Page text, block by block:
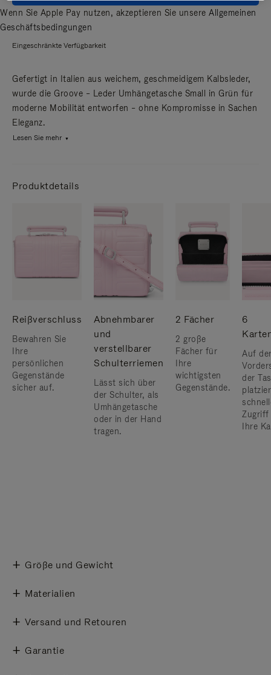
Wenn Sie Apple Pay nutzen, akzeptieren Sie unsere Allgemeinen
Geschäftsbedingungen
Eingeschränkte Verfügbarkeit
Gefertigt in Italien aus weichem, geschmeidigem Kalbsleder,
wurde die Groove – Leder Umhängetasche Small in Grün für
moderne Mobilität entworfen – ohne Kompromisse in Sachen
Eleganz.
Lesen Sie mehr
Produktdetails
Reißverschluss
Bewahren Sie
Ihre
persönlichen
Gegenstände
sicher auf.
Abnehmbarer
und
verstellbarer
Schulterriemen
Lässt sich über
der Schulter, als
Umhängetasche
oder in der Hand
tragen.
2 Fächer
2 große
Fächer für
Ihre
wichtigsten
Gegenstände.
6
Auf
der
Zugriff
Ihre
Größe und Gewicht
Materialien
Versand und Retouren
Garantie